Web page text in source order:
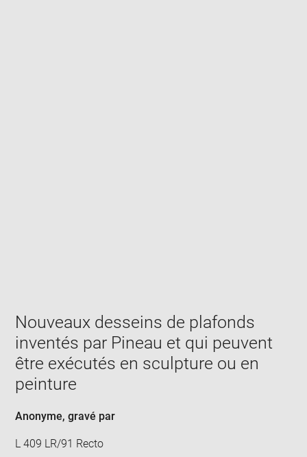
window
Nouveaux desseins de plafonds
inventés par Pineau et qui peuvent
être exécutés en sculpture ou en
peinture
Anonyme, gravé par
L 409 LR/91 Recto